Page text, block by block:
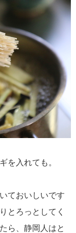
を入れても。
ておいしいです
とろっとしてく
ら、静岡人はと